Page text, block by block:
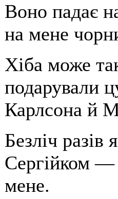
Воно падає
на мене
Хіба може
подарували
Карлсона й
Безліч
Сергійком —
мене.